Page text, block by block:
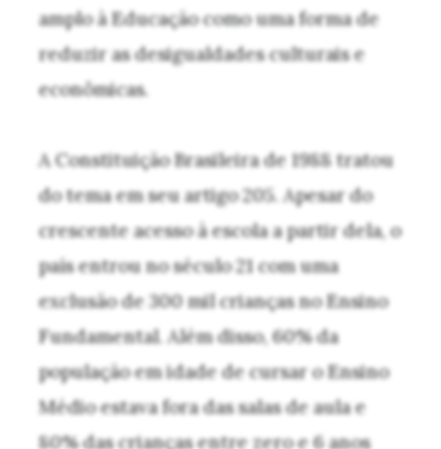
amplo à Educação como uma forma de
reduzir as desigualdades culturais e
econômicas.
A Constituição Brasileira de 1988 tratou
do tema em seu artigo 205. Apesar do
crescente acesso à escola a partir dela, o
país entrou no século 21 com uma
exclusão de 300 mil crianças no Ensino
Fundamental. Além disso, 60% da
população em idade de cursar o Ensino
Médio estava fora das salas de aula e
80% das crianças entre zero e 6 anos